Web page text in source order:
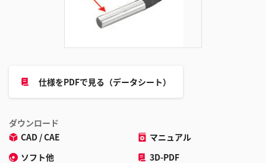
仕様をPDFで見る（データシート）
ダウンロード
CAD / CAE
マニュアル
ソフト他
3D-PDF